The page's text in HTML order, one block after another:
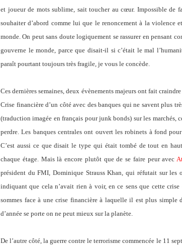
et joueur de mots sublime, sait toucher au cœur. Impossible de
souhaiter d’abord comme lui que le renoncement à la violence
monde. On peut sans doute logiquement se rassurer en pensant
gouverne le monde, parce que disait-il si c’était le mal
paraît pourtant toujours très fragile, je vous le concède.
Ces dernières semaines, deux évènements majeurs ont fait
Crise financière d’un côté avec des banques qui ne savent plus
(traduction imagée en français pour junk bonds) sur les marchés,
perdre. Les banques centrales ont ouvert les robinets à fond
C’est aussi ce que disait le type qui était tombé de tout en
chaque étage. Mais là encore plutôt que de se faire peur avec
président du FMI, Dominique Strauss Khan, qui réfutait sur les
indiquant que cela n’avait rien à voir, en ce sens que cette
sommes face à une crise financière à laquelle il est plus
d’année se porte on ne peut mieux sur la planète.
De l’autre côté, la guerre contre le terrorisme commencée le 11